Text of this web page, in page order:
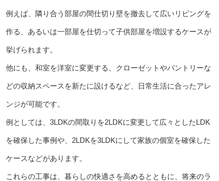
例えば、隣り合う部屋の間仕切り壁を撤去して広いリビングを
作る、あるいは一部屋を仕切って子供部屋を増設するケースが
挙げられます。
他にも、和室を洋室に変更する、クローゼットやパントリーな
どの収納スペースを新たに設けるなど、日常生活に合ったアレ
ンジが可能です。
例としては、3LDKの間取りを2LDKに変更して広々としたLDK
を確保した事例や、2LDKを3LDKにして家族の個室を確保した
ケースなどがあります。
これらの工事は、暮らしの快適さを高めるとともに、将来のラ